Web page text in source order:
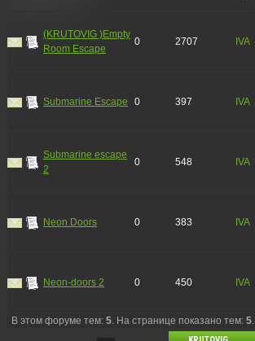
(KRUTOVIG )Empty
Room Escape
0 2707 IVA
Submarine Escape 0 397 IVA
Submarine escape
2
0 548 IVA
Neon Doors 0 383 IVA
Neon-doors 2 0 450 IVA
В этом форуме тем: 5. На странице показано тем: 5.